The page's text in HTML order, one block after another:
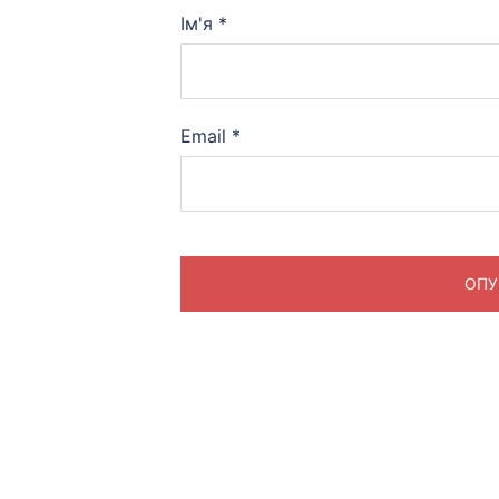
Ім'я *
Email *